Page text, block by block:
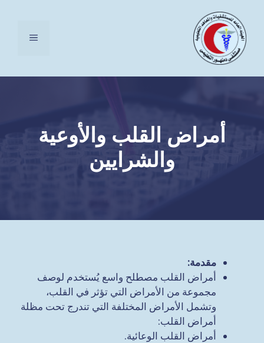
المحتوى
القائمة
أمراض القلب والأوعية
والشرايين
مقدمة:
أمراض القلب مصطلح واسع يُستخدم لوصف
مجموعة من الأمراض التي تؤثر في القلب،
وتشمل الأمراض المختلفة التي تندرج تحت مظلة
أمراض القلب:
أمراض القلب الوعائية.